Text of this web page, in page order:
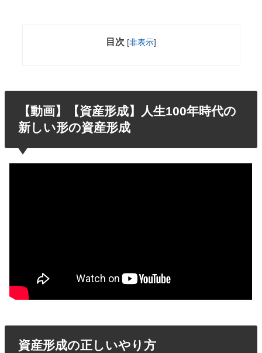
目次 [非表示]
【動画】【資産形成】人生100年時代の
新しい形の資産形成
資産形成の正しいやり方